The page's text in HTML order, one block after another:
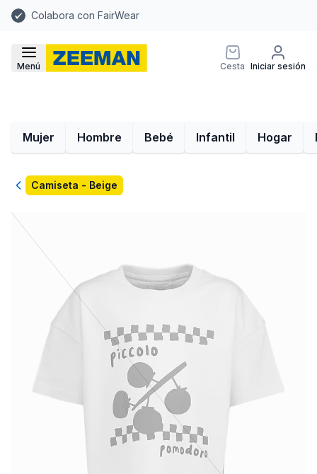
Colabora con FairWear
Menú Cesta Iniciar sesión
Mujer Hombre Bebé Infantil Hogar
VolverCamiseta - Beige